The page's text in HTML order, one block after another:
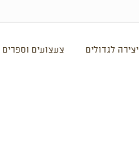
יצירה לגדולים צעצועים וספרים